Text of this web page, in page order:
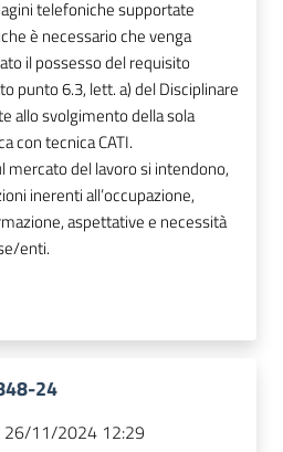
telefoniche supportate
è necessario che venga
il possesso del requisito
punto 6.3, lett. a) del Disciplinare
allo svolgimento della sola
con tecnica CATI.
mercato del lavoro si intendono,
inerenti all’occupazione,
aspettative e necessità
enti.
24
26/11/2024 12:29